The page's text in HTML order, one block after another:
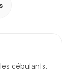
débutants.